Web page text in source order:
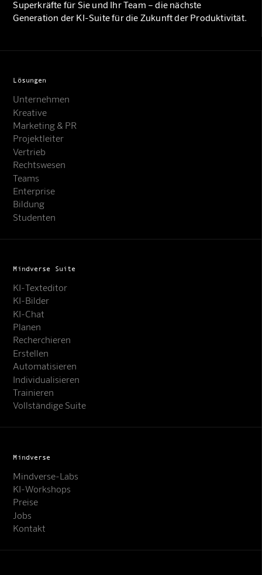
Superkräfte für Sie und Ihr Team – die nächste
Generation der KI-Suite für die Zukunft der Produktivität.
Lösungen
Unternehmen
Kreative
Marketing & PR
Projektleiter
Vertrieb
Rechtswesen
Teams
Enterprise
Bildung
Studenten
Mindverse Suite
KI-Texteditor
KI-Bilder
KI-Chat
Planen
Recherchieren
Erstellen
Automatisieren
Individualisieren
Trainieren
Vollständige Suite
Mindverse
Mindverse-Labs
KI-Workshops
Preise
Jobs
Kontakt